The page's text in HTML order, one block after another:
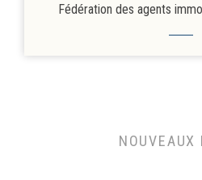
Fédération des agents
NOUVEAUX